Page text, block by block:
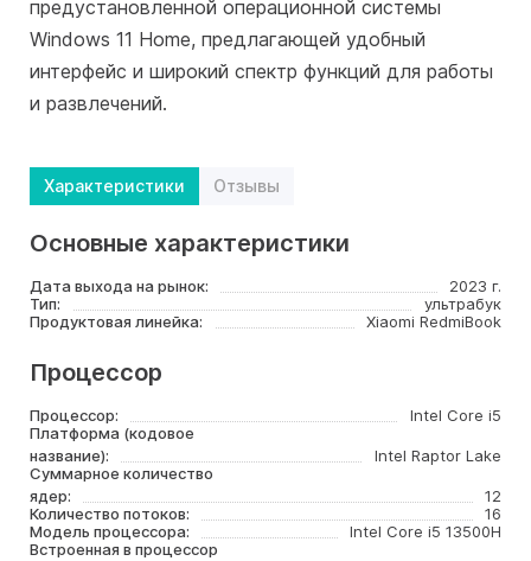
предустановленной операционной системы
Windows 11 Home, предлагающей удобный
интерфейс и широкий спектр функций для работы
и развлечений.
Характеристики Отзывы
Основные характеристики
Дата выхода на рынок:
2023 г.
Тип:
ультрабук
Продуктовая линейка:
Xiaomi RedmiBook
Процессор
Процессор:
Intel Core i5
Платформа (кодовое
название):
Intel Raptor Lake
Суммарное количество
ядер:
12
Количество потоков:
16
Модель процессора:
Intel Core i5 13500H
Встроенная в процессор